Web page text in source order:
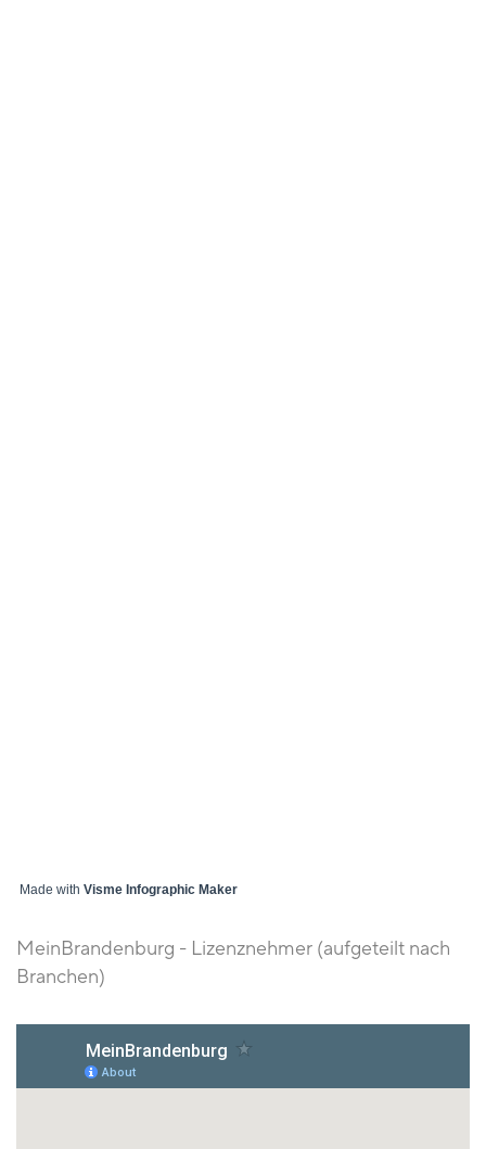
Made with Visme Infographic Maker
MeinBrandenburg - Lizenznehmer (aufgeteilt nach
Branchen)